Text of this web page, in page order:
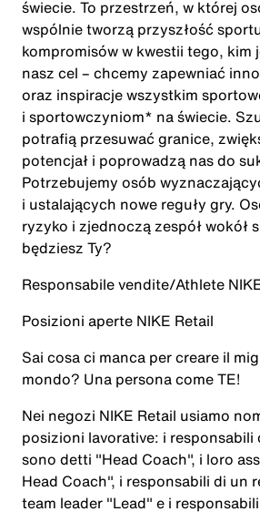
świecie. To przestrzeń, w której
wspólnie tworzą przyszłość
kompromisów w kwestii tego, kim
nasz cel – chcemy zapewniać
oraz inspiracje wszystkim
i sportowczyniom* na świecie.
potrafią przesuwać granice,
potencjał i poprowadzą nas do
Potrzebujemy osób
i ustalających nowe reguły gry.
ryzyko i zjednoczą zespół wokół
będziesz Ty?
Responsabile vendite/Athlete
Posizioni aperte NIKE Retail
Sai cosa ci manca per creare il
mondo? Una persona comeTE!
Nei negozi NIKE Retail usiamo
posizioni lavorative: i
sono detti "Head Coach", i loro
Head Coach", i responsabili di un
team leader "Lead" e i